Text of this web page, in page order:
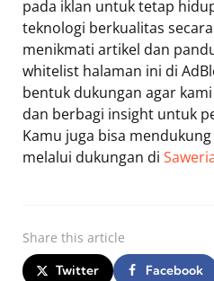
pada iklan untuk tetap
teknologi berkualitas
menikmati artikel dan
whitelist halaman ini di
bentuk dukungan agar
dan berbagi insight untuk
Kamu juga bisa
melalui dukungan di
Share this article
Twitter Facebook